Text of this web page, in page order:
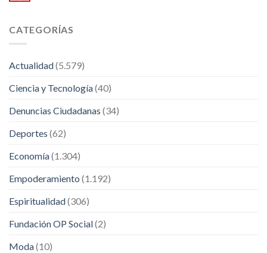
CATEGORÍAS
Actualidad(5.579)
Ciencia y Tecnología(40)
Denuncias Ciudadanas (34)
Deportes (62)
Economía(1.304)
Empoderamiento (1.192)
Espiritualidad(306)
Fundación OP Social(2)
Moda(10)